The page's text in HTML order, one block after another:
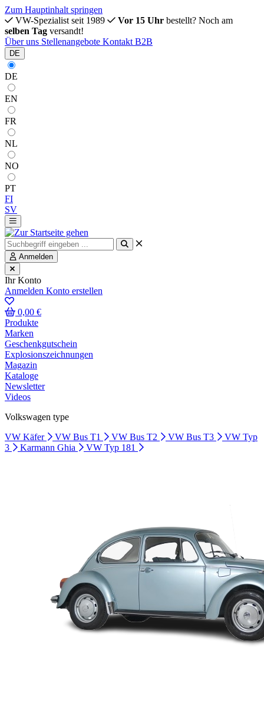
Zum Hauptinhalt springen
VW-Spezialist seit 1989
Vor 15 Uhr bestellt? Noch am
selben Tag versandt!
Über uns Stellenangebote Kontakt B2B
DE
DE
EN
FR
NL
NO
PT
FI
SV
Anmelden
Ihr Konto
Anmelden Konto erstellen
0,00 €
Produkte
Marken
Geschenkgutschein
Explosionszeichnungen
Magazin
Kataloge
Newsletter
Videos
Volkswagen type
VW Käfer
VW Bus T1 VW Bus T2 VW Bus T3
VW Typ
3
Karmann Ghia VW Typ 181